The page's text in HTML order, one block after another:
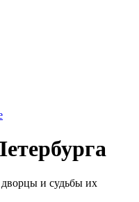
дворцы и судьбы их